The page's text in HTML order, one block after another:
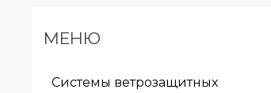
МЕНЮ
Системы ветрозащитных